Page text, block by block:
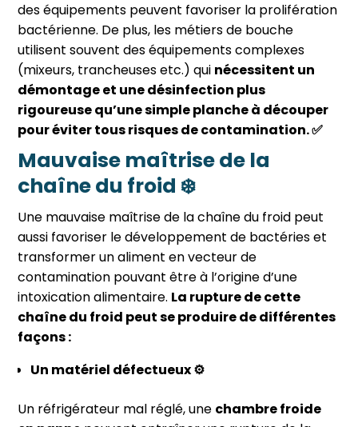
des équipements peuvent favoriser la prolifération
bactérienne. De plus, les métiers de bouche
utilisent souvent des équipements complexes
(mixeurs, trancheuses etc.) qui nécessitent un
démontage et une désinfection plus
rigoureuse qu’une simple planche à découper
pour éviter tous risques de contamination. ✅
Mauvaise maîtrise de la
chaîne du froid ❄️
Une mauvaise maîtrise de la chaîne du froid peut
aussi favoriser le développement de bactéries et
transformer un aliment en vecteur de
contamination pouvant être à l’origine d’une
intoxication alimentaire. La rupture de cette
chaîne du froid peut se produire de différentes
façons :
Un matériel défectueux ⚙️
Un réfrigérateur mal réglé, une chambre froide